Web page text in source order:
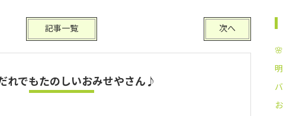
次へ
記事一覧
れでもたのしいおみせやさん♪